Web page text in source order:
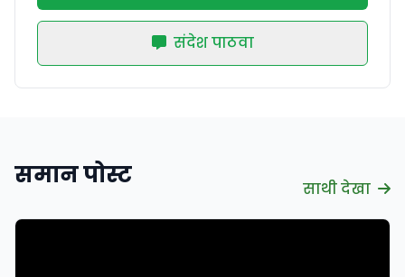
संदेश पाठवा
समान पोस्ट साथी देखा